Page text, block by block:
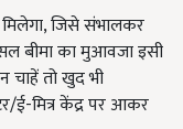
जिसे संभालकर
बीमा का मुआवजा इसी
चाहें तो खुद भी
मित्र केंद्रपर आकर